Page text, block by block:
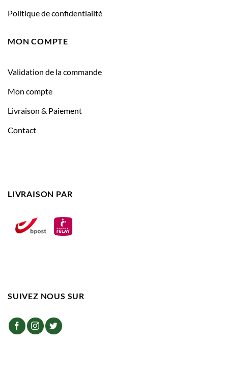
Politique de confidentialité
MON COMPTE
Validation de la commande
Mon compte
Livraison & Paiement
Contact
LIVRAISON PAR
SUIVEZ NOUS SUR